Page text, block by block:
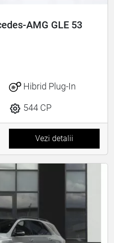
AMG GLE 53
Hibrid Plug-In
544 CP
Vezi detalii